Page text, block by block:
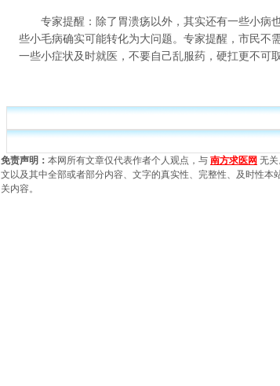
专家提醒：除了胃溃疡以外，其实还有一些小病
些小毛病确实可能转化为大问题。专家提醒，市民不
一些小症状及时就医，不要自己乱服药，硬扛更不可取
免责声明： 本网所有文章仅代表作者个人观点，与 南方求医网 无
文以及其中全部或者部分内容、文字的真实性、完整性、及时性
关内容。